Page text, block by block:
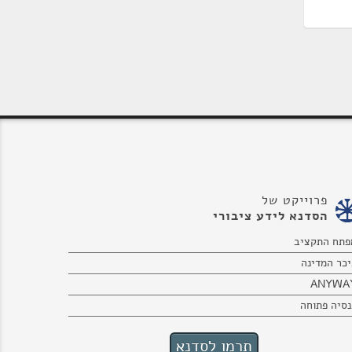
פרוייקט של
הסדנא לידע ציבורי
התקציב
המדינה
פתוחה